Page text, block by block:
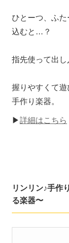
ひとーつ、ふ
込むと…？
指先使って出
握りやすくて
手作り楽器。
▶詳細はこちら
リンリン♪手作
る楽器〜